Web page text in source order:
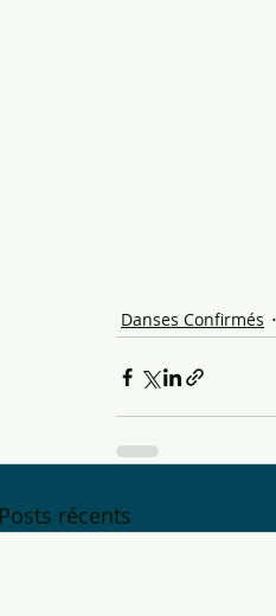
Danses Confirmés
récents